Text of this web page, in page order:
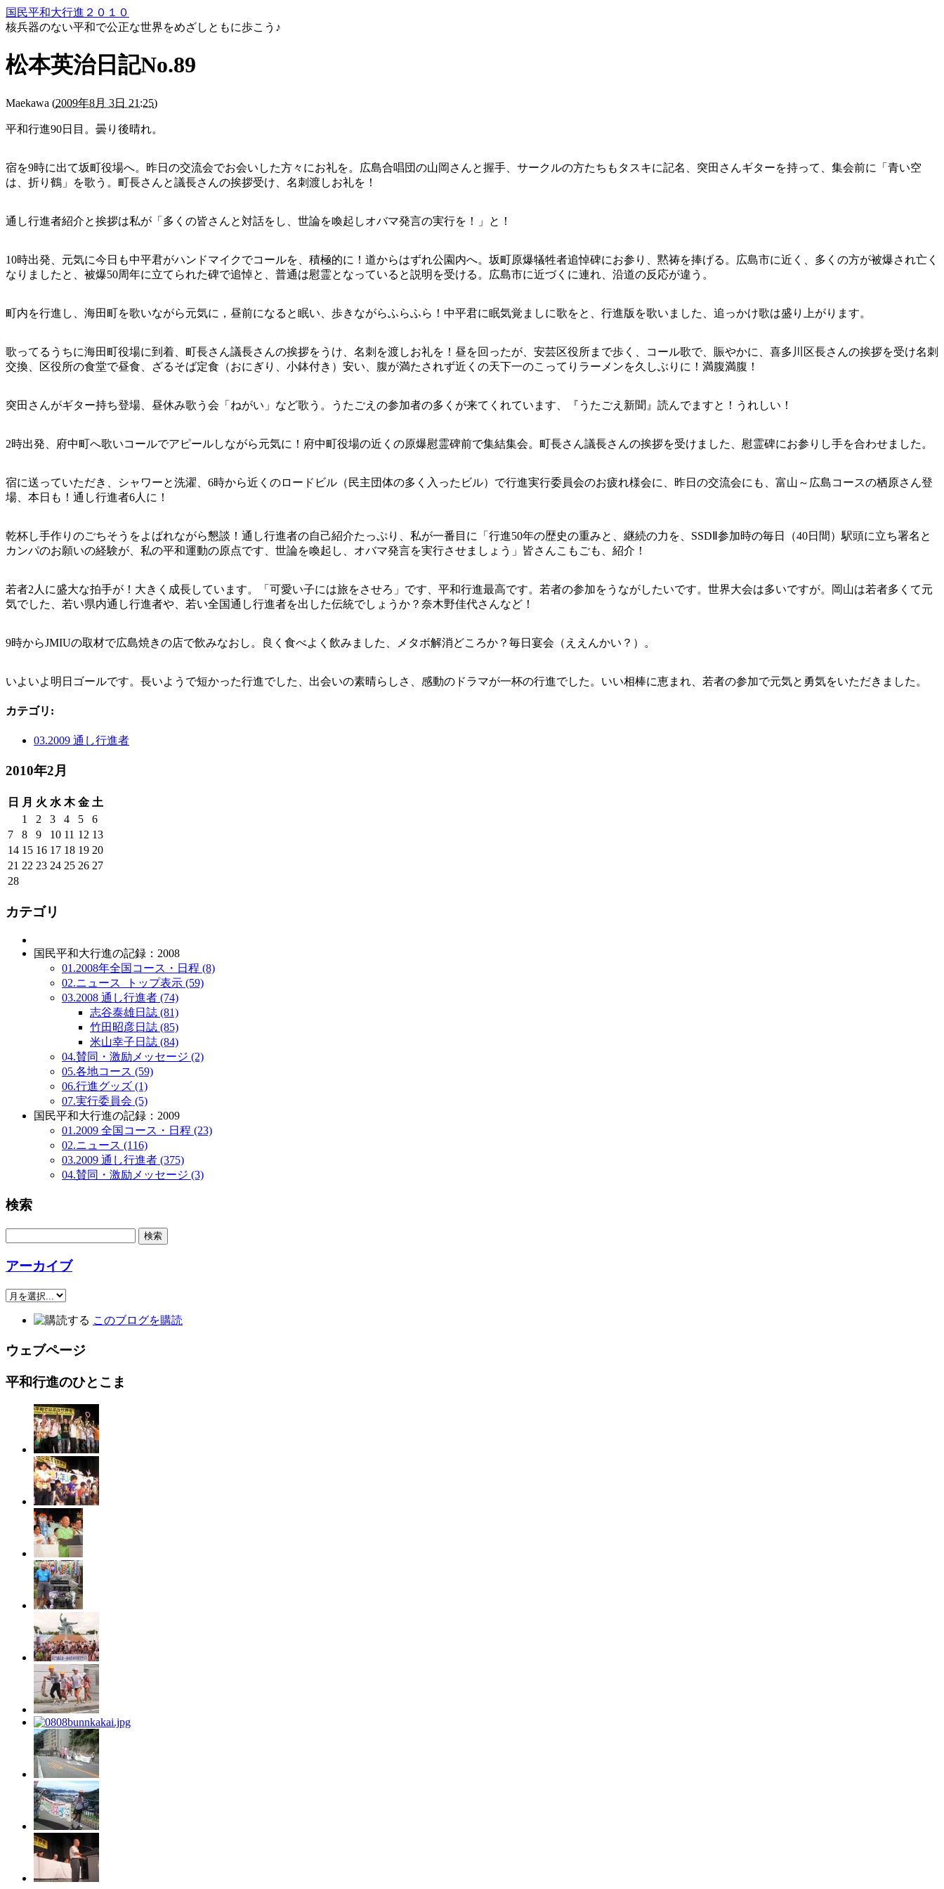
国民平和大行進２０１０
核兵器のない平和で公正な世界をめざしともに歩こう♪
松本英治日記No.89
Maekawa (2009年8月 3日 21:25)
平和行進90日目。曇り後晴れ。
宿を9時に出て坂町役場へ。昨日の交流会でお会いした方々にお礼を。広島合唱団の山岡さんと握手、サークルの方たちもタスキに記名、突田さんギターを持って、集会前に「青い空
は、折り鶴」を歌う。町長さんと議長さんの挨拶受け、名刺渡しお礼を！
通し行進者紹介と挨拶は私が「多くの皆さんと対話をし、世論を喚起しオバマ発言の実行を！」と！
10時出発、元気に今日も中平君がハンドマイクでコールを、積極的に！道からはずれ公園内へ。坂町原爆犠牲者追悼碑にお参り、黙祷を捧げる。広島市に近く、多くの方が被爆され亡く
なりましたと、被爆50周年に立てられた碑で追悼と、普通は慰霊となっていると説明を受ける。広島市に近づくに連れ、沿道の反応が違う。
町内を行進し、海田町を歌いながら元気に，昼前になると眠い、歩きながらふらふら！中平君に眠気覚ましに歌をと、行進版を歌いました、追っかけ歌は盛り上がります。
歌ってるうちに海田町役場に到着、町長さん議長さんの挨拶をうけ、名刺を渡しお礼を！昼を回ったが、安芸区役所まで歩く、コール歌で、賑やかに、喜多川区長さんの挨拶を受け名刺
交換、区役所の食堂で昼食、ざるそば定食（おにぎり、小鉢付き）安い、腹が満たされず近くの天下一のこってりラーメンを久しぶりに！満腹満腹！
突田さんがギター持ち登場、昼休み歌う会「ねがい」など歌う。うたごえの参加者の多くが来てくれています、『うたごえ新聞』読んでますと！うれしい！
2時出発、府中町へ歌いコールでアピールしながら元気に！府中町役場の近くの原爆慰霊碑前で集結集会。町長さん議長さんの挨拶を受けました、慰霊碑にお参りし手を合わせました。
宿に送っていただき、シャワーと洗濯、6時から近くのロードビル（民主団体の多く入ったビル）で行進実行委員会のお疲れ様会に、昨日の交流会にも、富山～広島コースの栖原さん登
場、本日も！通し行進者6人に！
乾杯し手作りのごちそうをよばれながら懇談！通し行進者の自己紹介たっぷり、私が一番目に「行進50年の歴史の重みと、継続の力を、SSDⅡ参加時の毎日（40日間）駅頭に立ち署名と
カンパのお願いの経験が、私の平和運動の原点です、世論を喚起し、オバマ発言を実行させましょう」皆さんこもごも、紹介！
若者2人に盛大な拍手が！大きく成長しています。「可愛い子には旅をさせろ」です、平和行進最高です。若者の参加をうながしたいです。世界大会は多いですが。岡山は若者多くて元
気でした、若い県内通し行進者や、若い全国通し行進者を出した伝統でしょうか？奈木野佳代さんなど！
9時からJMIUの取材で広島焼きの店で飲みなおし。良く食べよく飲みました、メタボ解消どころか？毎日宴会（ええんかい？）。
いよいよ明日ゴールです。長いようで短かった行進でした、出会いの素晴らしさ、感動のドラマが一杯の行進でした。いい相棒に恵まれ、若者の参加で元気と勇気をいただきました。
カテゴリ :
03.2009 通し行進者
2010年2月
日 月 火 水 木 金 土
1
2 3 4 5
6
7
8 9 10 11 12 13
14 15 16 17 18 19 20
21 22 23 24 25 26 27
28
カテゴリ
国民平和大行進の記録：2008
01.2008年全国コース・日程 (8)
02.ニュース_トップ表示 (59)
03.2008 通し行進者 (74)
志谷泰雄日誌 (81)
竹田昭彦日誌 (85)
米山幸子日誌 (84)
04.賛同・激励メッセージ (2)
05.各地コース (59)
06.行進グッズ (1)
07.実行委員会 (5)
国民平和大行進の記録：2009
01.2009 全国コース・日程 (23)
02.ニュース (116)
03.2009 通し行進者 (375)
04.賛同・激励メッセージ (3)
検索
アーカイブ
このブログを購読
ウェブページ
平和行進のひとこま